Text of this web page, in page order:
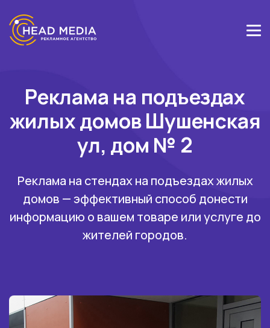
Реклама на подъездах
жилых домов Шушенская
ул, дом № 2
Реклама на стендах на подъездах жилых
домов — эффективный способ донести
информацию о вашем товаре или услуге до
жителей городов.